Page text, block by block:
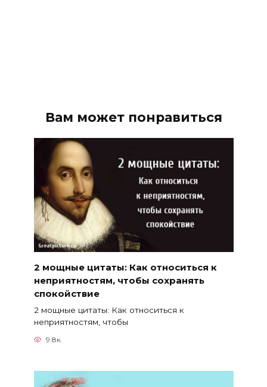
Вам может понравиться
2 мощные цитаты: Как относиться к
неприятностям, чтобы сохранять
спокойствие
2 мощные цитаты: Как относиться к
неприятностям, чтобы
9.8к.